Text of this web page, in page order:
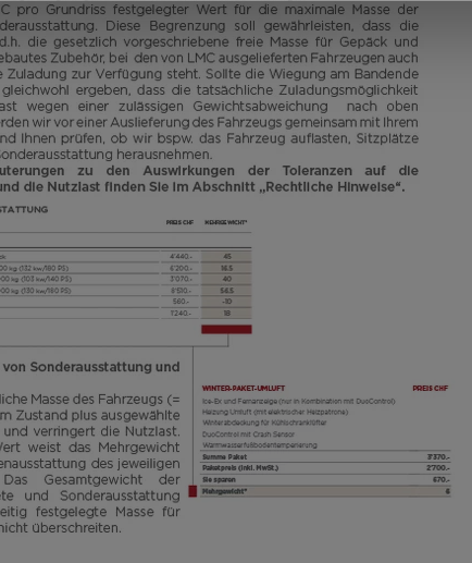
Preis aba) Schlafplätze
8,05 m
Länge
1600 kg
Zulässig. Gesamtgewicht
Modell auswählen